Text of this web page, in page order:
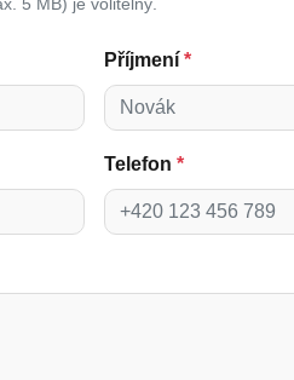
Příjmení *
Telefon *